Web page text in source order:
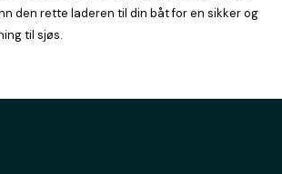
den rette laderen til din båt for en sikker og
til sjøs.